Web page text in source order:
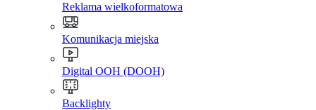
Reklama wielkoformatowa
Komunikacja miejska
Digital OOH (DOOH)
Backlighty